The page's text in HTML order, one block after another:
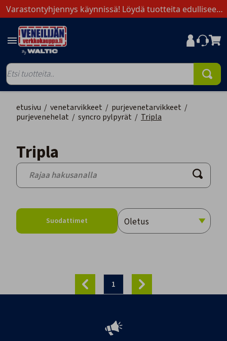
Varastontyhjennys käynnissä! Löydä tuotteita edulliseen
hintaan. Toimi nopeasti, saatavuus rajoitettu.
etusivu / venetarvikkeet / purjevenetarvikkeet /
purjevenehelat / syncro pylpyrät / Tripla
Tripla
Suodattimet
1